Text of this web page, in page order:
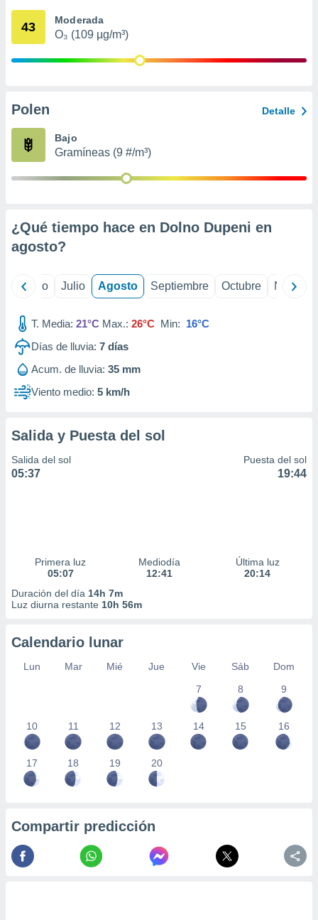
mediante
publicidad
de
43 Moderada
O₃ (109 µg/m³)
Polen Detalle
Bajo
Gramíneas (9 #/m³)
¿Qué tiempo hace en Dolno Dupeni en
agosto?
Junio Julio Agosto Septiembre Octubre
T. Media: 21°C Max.: 26°C Min: 16°C
Días de lluvia: 7 días
Acum. de lluvia: 35 mm
Viento medio: 5 km/h
Salida y Puesta del sol
Salida del sol
05:37
Puesta del sol
19:44
Primera luz
05:07
Mediodía
12:41
Última luz
20:14
Duración del día 14h 7m
Luz diurna restante 10h 56m
Calendario lunar
Lun Mar Mié Jue Vie Sáb
Dom
7
8 9
10 11 12 13 14 15 16
17 18 19 20
Compartir predicción